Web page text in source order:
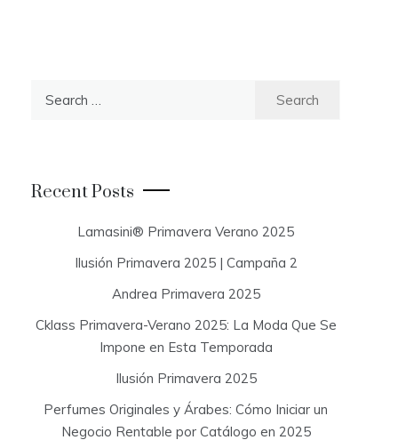
r
:
Recent Posts
Lamasini® Primavera Verano 2025
Ilusión Primavera 2025 | Campaña 2
Andrea Primavera 2025
Cklass Primavera-Verano 2025: La Moda Que Se
Impone en Esta Temporada
Ilusión Primavera 2025
Perfumes Originales y Árabes: Cómo Iniciar un
Negocio Rentable por Catálogo en 2025